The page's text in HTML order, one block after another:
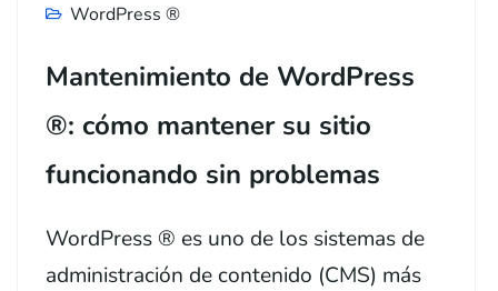
WordPress ®
Mantenimiento de WordPress
®: cómo mantener su sitio
funcionando sin problemas
WordPress ® es uno de los sistemas de
administración de contenido (CMS) más